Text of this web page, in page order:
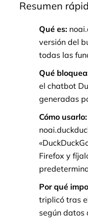
Resumen
Qué es:
versión del
todas las
Qué
el chatbot
generadas
Cómo usarlo:
Firefox y
Por qué
triplicó tras
según datos